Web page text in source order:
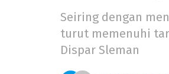
Seiring dengan
turut memenuhi
Dispar Sleman